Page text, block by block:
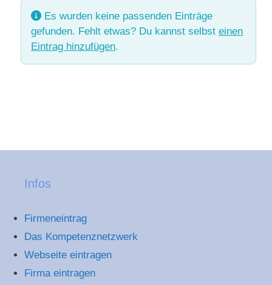
Es wurden keine passenden Einträge
gefunden. Fehlt etwas? Du kannst selbst einen
Eintrag hinzufügen.
Infos
Firmeneintrag
Das Kompetenznetzwerk
Webseite eintragen
Firma eintragen